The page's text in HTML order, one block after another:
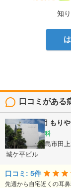
知
口コミがある
医療法人社団 もり
耳鼻いんこう科
鹿児島県鹿児島市田
城ケ平ビル
口コミ: 5件
先週から自宅近くの耳